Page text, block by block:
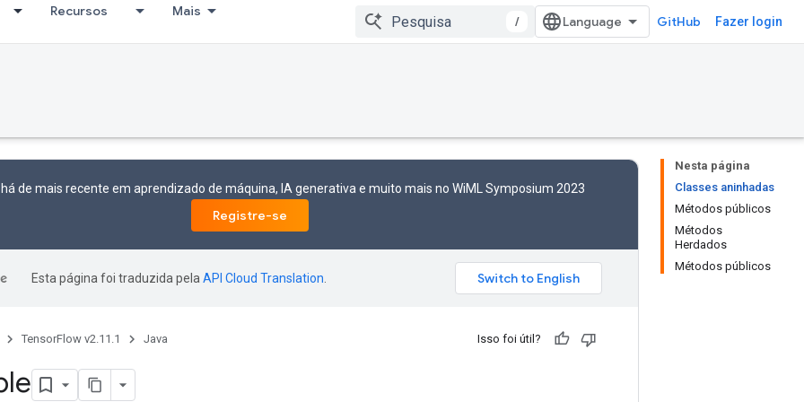
Recursos Mais
/ GitHub Fazer login
Nesta página
Classes aninhadas
Métodos públicos
Métodos
Herdados
Métodos públicos
de mais recente em aprendizado de máquina, IA generativa e muito mais no WiML Symposium 2023
Registre-se
Esta página foi traduzida pela API Cloud Translation
TensorFlow v2.11.1 Java Isso foi útil?